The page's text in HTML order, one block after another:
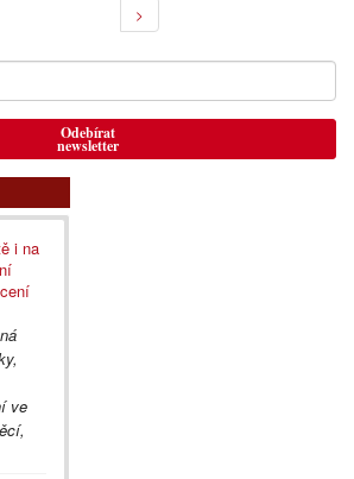
>
Odebírat
newsletter
i na
ve